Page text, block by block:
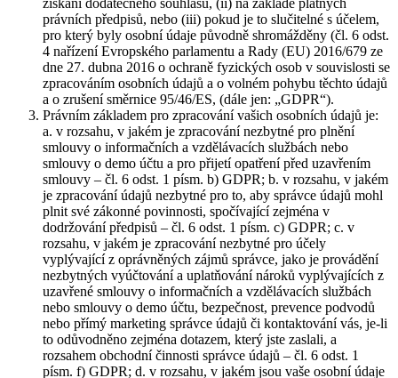
získání dodatečného souhlasu, (ii) na základě platných
právních předpisů, nebo (iii) pokud je to slučitelné s účelem,
pro který byly osobní údaje původně shromážděny (čl. 6 odst.
4 nařízení Evropského parlamentu a Rady (EU) 2016/679 ze
dne 27. dubna 2016 o ochraně fyzických osob v souvislosti se
zpracováním osobních údajů a o volném pohybu těchto údajů
a o zrušení směrnice 95/46/ES, (dále jen: „GDPR“).
Právním základem pro zpracování vašich osobních údajů je:
a. v rozsahu, v jakém je zpracování nezbytné pro plnění
smlouvy o informačních a vzdělávacích službách nebo
smlouvy o demo účtu a pro přijetí opatření před uzavřením
smlouvy – čl. 6 odst. 1 písm. b) GDPR; b. v rozsahu, v jakém
je zpracování údajů nezbytné pro to, aby správce údajů mohl
plnit své zákonné povinnosti, spočívající zejména v
dodržování předpisů – čl. 6 odst. 1 písm. c) GDPR; c. v
rozsahu, v jakém je zpracování nezbytné pro účely
vyplývající z oprávněných zájmů správce, jako je provádění
nezbytných vyúčtování a uplatňování nároků vyplývajících z
uzavřené smlouvy o informačních a vzdělávacích službách
nebo smlouvy o demo účtu, bezpečnost, prevence podvodů
nebo přímý marketing správce údajů či kontaktování vás, je-li
to odůvodněno zejména dotazem, který jste zaslali, a
rozsahem obchodní činnosti správce údajů – čl. 6 odst. 1
písm. f) GDPR; d. v rozsahu, v jakém jsou vaše osobní údaje